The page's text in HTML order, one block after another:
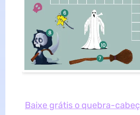
Baixe grátis o quebra-